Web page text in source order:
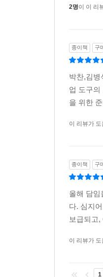
2명이 이 리
종이책 구
박찬,김병
업 도구의
을 위한
이 리뷰가
종이책 구
올해 담임
다. 심지
보급되고
이 리뷰가
1